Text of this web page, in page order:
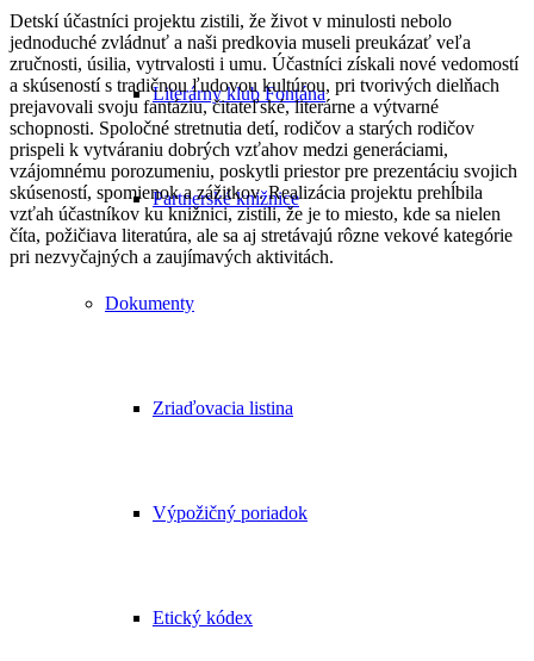
Literárny klub Fontána
Partnerské knižnice
Dokumenty
Zriaďovacia listina
Výpožičný poriadok
Etický kódex
Detskí účastníci projektu zistili, že život v minulosti nebolo
jednoduché zvládnuť a naši predkovia museli preukázať veľa
zručnosti, úsilia, vytrvalosti i umu. Účastníci získali nové vedomostí
a skúseností s tradičnou ľudovou kultúrou, pri tvorivých dielňach
prejavovali svoju fantáziu, čitateľské, literárne a výtvarné
schopnosti. Spoločné stretnutia detí, rodičov a starých rodičov
prispeli k vytváraniu dobrých vzťahov medzi generáciami,
vzájomnému porozumeniu, poskytli priestor pre prezentáciu svojich
skúseností, spomienok a zážitkov. Realizácia projektu prehĺbila
vzťah účastníkov ku knižnici, zistili, že je to miesto, kde sa nielen
číta, požičiava literatúra, ale sa aj stretávajú rôzne vekové kategórie
pri nezvyčajných a zaujímavých aktivitách.